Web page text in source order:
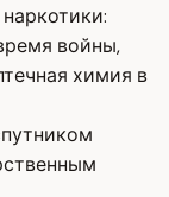
войны,
химия в